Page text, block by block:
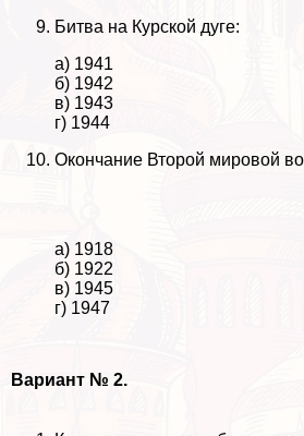
Битва на Курской дуге:
а) 1941
б) 1942
в) 1943
г) 1944
Окончание Второй мировой
а) 1918
б) 1922
в) 1945
г) 1947
Вариант № 2.